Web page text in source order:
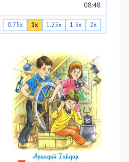
08:48
09:53
08:03
11:17
09:03
06:02
0.75x 1x 1.25x 1.5x 2x